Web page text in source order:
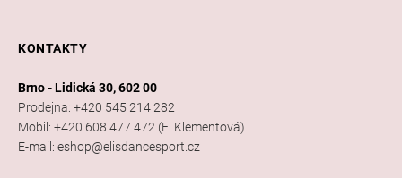
KONTAKTY
Brno - Lidická 30, 602 00
Prodejna: +420 545 214 282
Mobil: +420 608 477 472 (E. Klementová)
E-mail: eshop@elisdancesport.cz